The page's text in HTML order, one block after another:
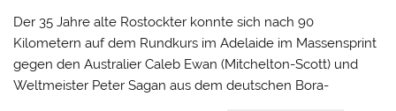
Der 35 Jahre alte Rostockter konnte sich nach 90
Kilometern auf dem Rundkurs im Adelaide im Massensprint
gegen den Australier Caleb Ewan (Mitchelton-Scott) und
Weltmeister Peter Sagan aus dem deutschen Bora-